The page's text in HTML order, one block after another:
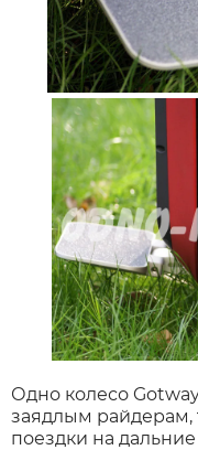
Одно колесо
заядлым райдерам,
поездки на